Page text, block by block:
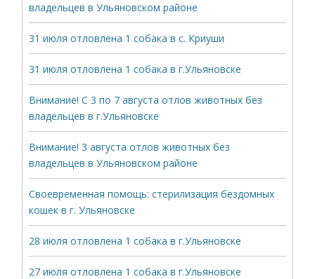
владельцев в Ульяновском районе
31 июля отловлена 1 собака в с. Криуши
31 июля отловлена 1 собака в г.Ульяновске
Внимание! С 3 по 7 августа отлов животных без
владельцев в г.Ульяновске
Внимание! 3 августа отлов животных без
владельцев в Ульяновском районе
Своевременная помощь: стерилизация бездомных
кошек в г. Ульяновске
28 июля отловлена 1 собака в г.Ульяновске
27 июля отловлена 1 собака в г.Ульяновске